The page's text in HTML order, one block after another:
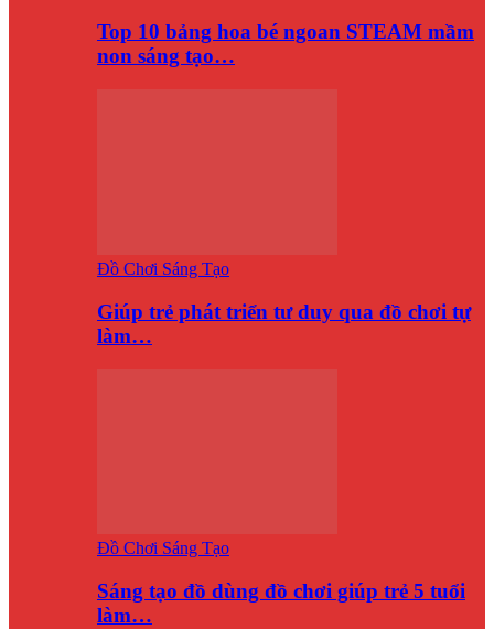
Top 10 bảng hoa bé ngoan STEAM mầm
non sáng tạo…
Đồ Chơi Sáng Tạo
Giúp trẻ phát triển tư duy qua đồ chơi tự
làm…
Đồ Chơi Sáng Tạo
Sáng tạo đồ dùng đồ chơi giúp trẻ 5 tuổi
làm…